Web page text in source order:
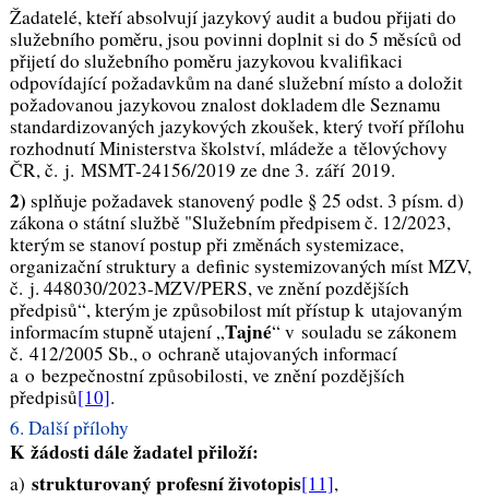
Žadatelé, kteří absolvují jazykový audit a budou přijati do
služebního poměru, jsou povinni doplnit si do 5 měsíců od
přijetí do služebního poměru jazykovou kvalifikaci
odpovídající požadavkům na dané služební místo a doložit
požadovanou jazykovou znalost dokladem dle Seznamu
standardizovaných jazykových zkoušek, který tvoří přílohu
rozhodnutí Ministerstva školství, mládeže a tělovýchovy
ČR, č. j. MSMT-24156/2019 ze dne 3. září 2019.
2) splňuje požadavek stanovený podle § 25 odst. 3 písm. d)
zákona o státní službě "Služebním předpisem č. 12/2023,
kterým se stanoví postup při změnách systemizace,
organizační struktury a definic systemizovaných míst MZV,
č. j. 448030/2023-MZV/PERS, ve znění pozdějších
předpisů“, kterým je způsobilost mít přístup k utajovaným
informacím stupně utajení „Tajné“ v souladu se zákonem
č. 412/2005 Sb., o ochraně utajovaných informací
a o bezpečnostní způsobilosti, ve znění pozdějších
předpisů[10].
6. Další přílohy
K žádosti dále žadatel přiloží:
a) strukturovaný profesní životopis[11],